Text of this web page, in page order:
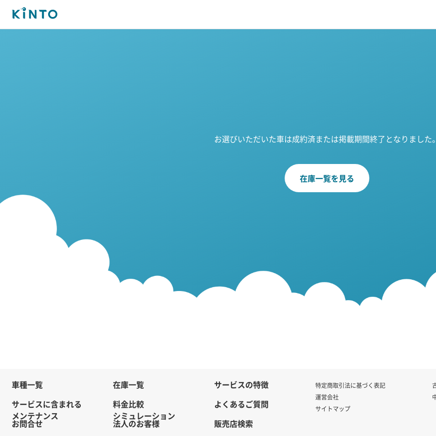
お選びいただいた車は成約済または掲載期間終了となりました
在庫一覧を見る
車種一覧 在庫一覧
サービスの特徴
サービスに含まれる
メンテナンス
料金比較
シミュレーション
よくあるご質問
お問合せ
法人のお客様 販売店検索
特定商取引法に基づく表記
運営会社
サイトマップ